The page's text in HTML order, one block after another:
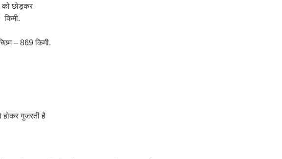
को छोड़कर
किमी.
– 869 किमी.
होकर गुजरती है